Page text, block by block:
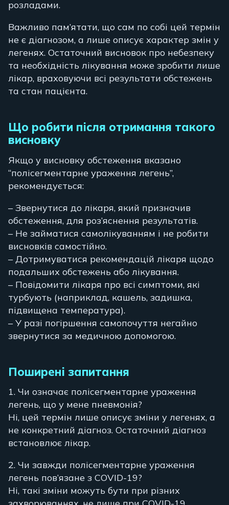
розладами.
Важливо пам’ятати, що сам по собі цей термін
не є діагнозом, а лише описує характер змін у
легенях. Остаточний висновок про небезпеку
та необхідність лікування може зробити лише
лікар, враховуючи всі результати обстежень
та стан пацієнта.
Що робити після отримання такого
висновку
Якщо у висновку обстеження вказано
“полісегментарне ураження легень”,
рекомендується:
– Звернутися до лікаря, який призначив
обстеження, для роз’яснення результатів.
– Не займатися самолікуванням і не робити
висновків самостійно.
– Дотримуватися рекомендацій лікаря щодо
подальших обстежень або лікування.
– Повідомити лікаря про всі симптоми, які
турбують (наприклад, кашель, задишка,
підвищена температура).
– У разі погіршення самопочуття негайно
звернутися за медичною допомогою.
Поширені запитання
1. Чи означає полісегментарне ураження
легень, що у мене пневмонія?
Ні, цей термін лише описує зміни у легенях, а
не конкретний діагноз. Остаточний діагноз
встановлює лікар.
2. Чи завжди полісегментарне ураження
легень пов’язане з COVID-19?
Ні, такі зміни можуть бути при різних